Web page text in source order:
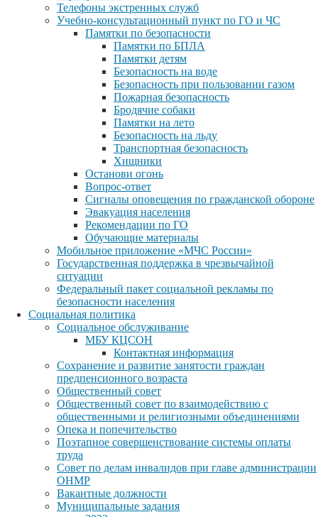
Телефоны экстренных служб
Учебно-консультационный пункт по ГО и ЧС
Памятки по безопасности
Памятки по БПЛА
Памятки детям
Безопасность на воде
Безопасность при пользовании газом
Пожарная безопасность
Бродячие собаки
Памятки на лето
Безопасность на льду
Транспортная безопасность
Хищники
Останови огонь
Вопрос-ответ
Сигналы оповещения по гражданской обороне
Эвакуация населения
Рекомендации по ГО
Обучающие материалы
Мобильное приложение «МЧС России»
Государственная поддержка в чрезвычайной
ситуации
Федеральный пакет социальной рекламы по
безопасности населения
Социальная политика
Социальное обслуживание
МБУ КЦСОН
Контактная информация
Сохранение и развитие занятости граждан
предпенсионного возраста
Общественный совет
Общественный совет по взаимодействию с
общественными и религиозными объединениями
Опека и попечительство
Поэтапное совершенствование системы оплаты
труда
Совет по делам инвалидов при главе администрации
ОНМР
Вакантные должности
Муниципальные задания